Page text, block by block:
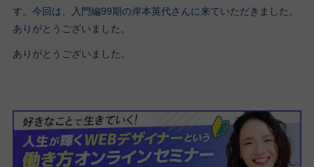
す。今回は、入門編99期の岸本英代さんに来ていただきました。
ありがとうございました。
ありがとうございました。